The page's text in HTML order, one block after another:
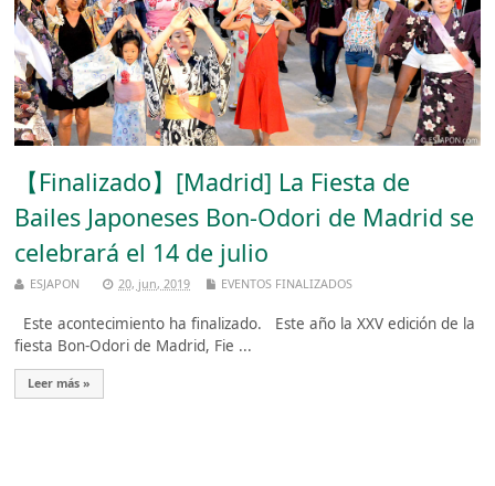
【Finalizado】[Madrid] La Fiesta de
Bailes Japoneses Bon-Odori de Madrid se
celebrará el 14 de julio
ESJAPON 20, jun, 2019 EVENTOS FINALIZADOS
Este acontecimiento ha finalizado. Este año la XXV edición de la
fiesta Bon-Odori de Madrid, Fie ...
Leer más »